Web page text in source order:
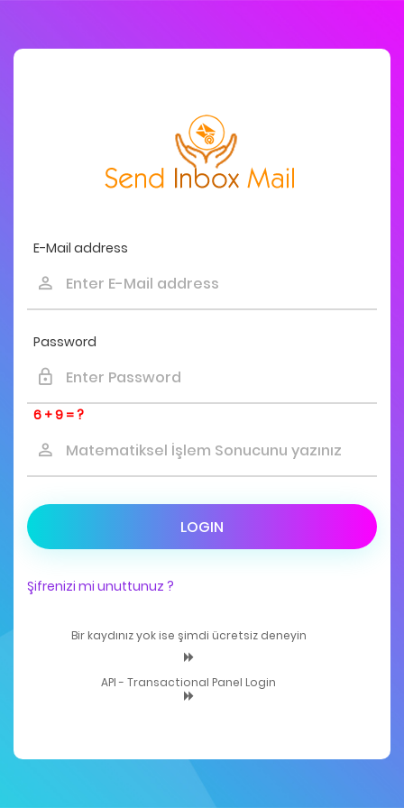
E-Mail address
Password
6 + 9 = ?
LOGIN
Şifrenizi mi unuttunuz ?
Bir kaydınız yok ise şimdi ücretsiz deneyin
API - Transactional Panel Login